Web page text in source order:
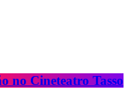
no Cineteatro Tasso